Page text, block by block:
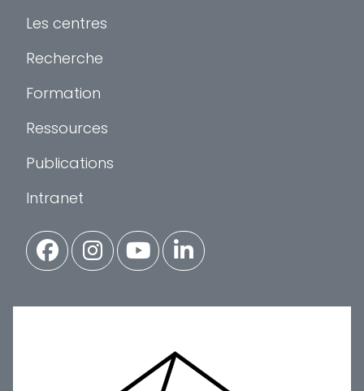
Les centres
Recherche
Formation
Ressources
Publications
Intranet